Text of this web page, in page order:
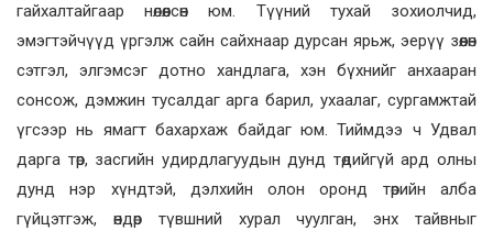
гайхалтайгаар нөлөөлсөн юм. Түүний тухай зохиолчид,
эмэгтэйчүүд үргэлж сайн сайхнаар дурсан ярьж, эерүү зөөлөн
сэтгэл, элгэмсэг дотно хандлага, хэн бүхнийг анхааран
сонсож, дэмжин тусалдаг арга барил, ухаалаг, сургамжтай
үгсээр нь ямагт бахархаж байдаг юм. Тиймдээ ч Удвал
дарга төр, засгийн удирдлагуудын дунд төдийгүй ард олны
дунд нэр хүндтэй, дэлхийн олон оронд төрийн алба
гүйцэтгэж, өндөр түвшний хурал чуулган, энх тайвныг